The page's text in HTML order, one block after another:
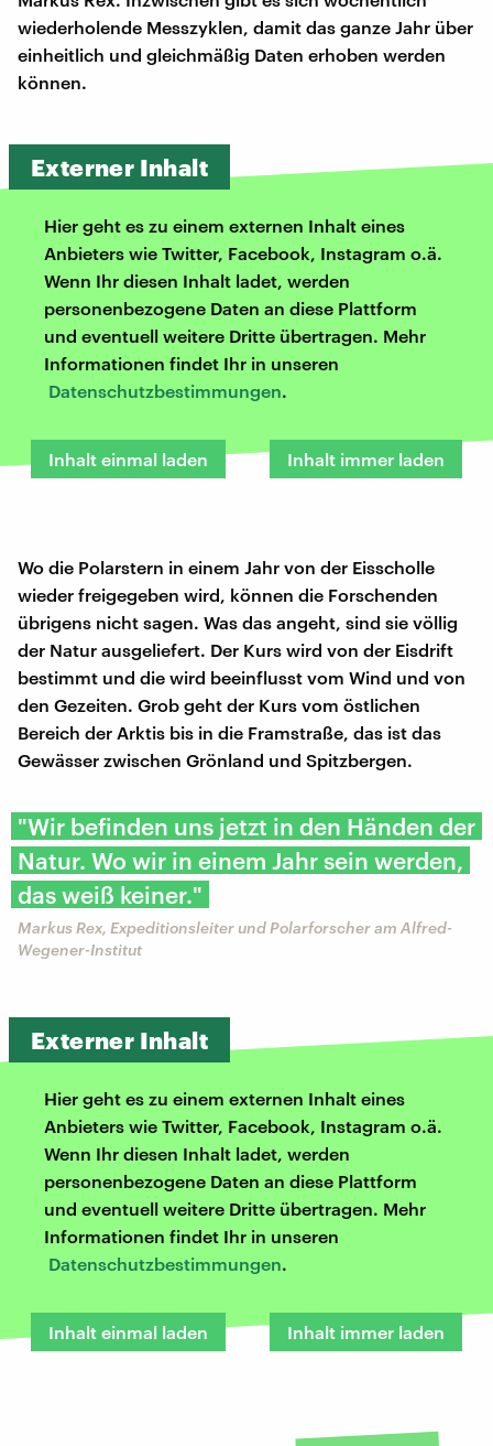
wiederholende Messzyklen, damit das ganze Jahr über
einheitlich und gleichmäßig Daten erhoben werden
können.
Externer Inhalt
Hier geht es zu einem externen Inhalt eines
Anbieters wie Twitter, Facebook, Instagram o.ä.
Wenn Ihr diesen Inhalt ladet, werden
personenbezogene Daten an diese Plattform
und eventuell weitere Dritte übertragen. Mehr
Informationen findet Ihr in unseren
Datenschutzbestimmungen.
Inhalt einmal laden Inhalt immer laden
Wo die Polarstern in einem Jahr von der Eisscholle
wieder freigegeben wird, können die Forschenden
übrigens nicht sagen. Was das angeht, sind sie völlig
der Natur ausgeliefert. Der Kurs wird von der Eisdrift
bestimmt und die wird beeinflusst vom Wind und von
den Gezeiten. Grob geht der Kurs vom östlichen
Bereich der Arktis bis in die Framstraße, das ist das
Gewässer zwischen Grönland und Spitzbergen.
"Wir befinden uns jetzt in den Händen der
Natur. Wo wir in einem Jahr sein werden,
das weiß keiner."
Markus Rex, Expeditionsleiter und Polarforscher am Alfred-
Wegener-Institut
Externer Inhalt
Hier geht es zu einem externen Inhalt eines
Anbieters wie Twitter, Facebook, Instagram o.ä.
Wenn Ihr diesen Inhalt ladet, werden
personenbezogene Daten an diese Plattform
und eventuell weitere Dritte übertragen. Mehr
Informationen findet Ihr in unseren
Datenschutzbestimmungen.
Inhalt einmal laden Inhalt immer laden